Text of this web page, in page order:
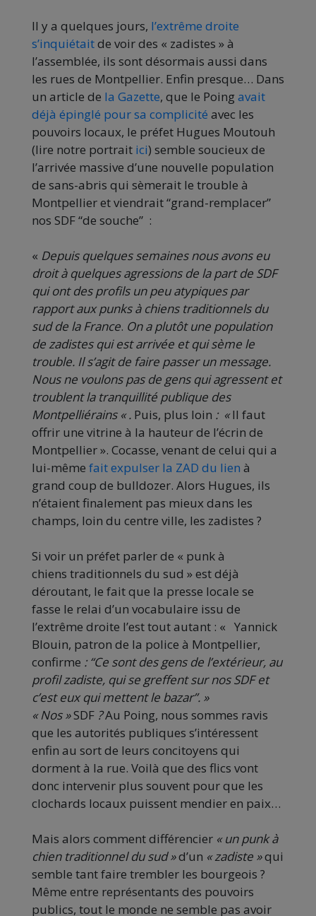
Il y a quelques jours, l’extrême droite
s’inquiétaitde voir des « zadistes » à
l’assemblée, ils sont désormais aussi dans
les rues de Montpellier. Enfin presque… Dans
un article de la Gazette, que le Poingavait
déjà épinglé pour sa complicité avec les
pouvoirs locaux, le préfet Hugues Moutouh
(lire notre portrait ici) semble soucieux de
l’arrivée massive d’une nouvelle population
de sans-abris qui sèmerait le trouble à
Montpellier et viendrait “grand-remplacer”
nos SDF “de souche” :
« Depuis quelques semaines nous avons eu
droit à quelques agressions de la part de SDF
qui ont des profils un peu atypiques par
rapport aux punks à chiens traditionnels du
sud de la France. On a plutôt une population
de zadistes qui est arrivée et qui sème le
trouble. Il s’agit de faire passer un message.
Nous ne voulons pas de gens qui agressent et
troublent la tranquillité publique des
Montpelliérains « . Puis, plus loin : «Il faut
offrir une vitrine à la hauteur de l’écrin de
Montpellier ». Cocasse, venant de celui qui a
lui-même fait expulser la ZAD du lien à
grand coup de bulldozer. Alors Hugues, ils
n’étaient finalement pas mieux dans les
champs, loin du centre ville, les zadistes ?
Si voir un préfet parler de « punk à
chiens traditionnels du sud » est déjà
déroutant, le fait que la presse locale se
fasse le relai d’un vocabulaire issu de
l’extrême droite l’est tout autant : « Yannick
Blouin, patron de la police à Montpellier,
confirme : “Ce sont des gens de l’extérieur, au
profil zadiste, qui se greffent sur nos SDF et
c’est eux qui mettent le bazar”. »
« Nos »SDF ?Au Poing, nous sommes ravis
que les autorités publiques s’intéressent
enfin au sort de leurs concitoyens qui
dorment à la rue. Voilà que des flics vont
donc intervenir plus souvent pour que les
clochards locaux puissent mendier en paix…
Mais alors comment différencier « un punk à
chien traditionnel du sud »d’un « zadiste »qui
semble tant faire trembler les bourgeois ?
Même entre représentants des pouvoirs
publics, tout le monde ne semble pas avoir